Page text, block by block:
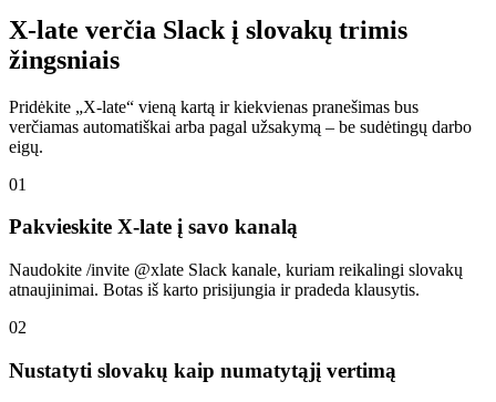
X-late verčia Slack į slovakų trimis
žingsniais
Pridėkite „X-late“ vieną kartą ir kiekvienas pranešimas bus
verčiamas automatiškai arba pagal užsakymą – be sudėtingų darbo
eigų.
01
Pakvieskite X-late į savo kanalą
Naudokite /invite @xlate Slack kanale, kuriam reikalingi slovakų
atnaujinimai. Botas iš karto prisijungia ir pradeda klausytis.
02
Nustatyti slovakų kaip numatytąjį vertimą